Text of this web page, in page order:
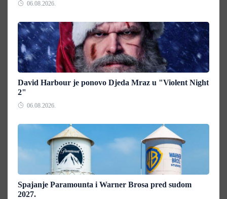
06.08.2026.
David Harbour je ponovo Djeda Mraz u "Violent Night
2"
06.08.2026.
Spajanje Paramounta i Warner Brosa pred sudom
2027.